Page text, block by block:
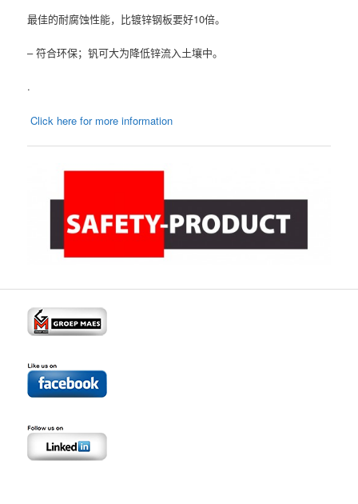
最佳的耐腐蚀性能，比镀锌钢板要好10倍。
– 符合环保；钒可大为降低锌流入土壤中。
.
Click here for more information